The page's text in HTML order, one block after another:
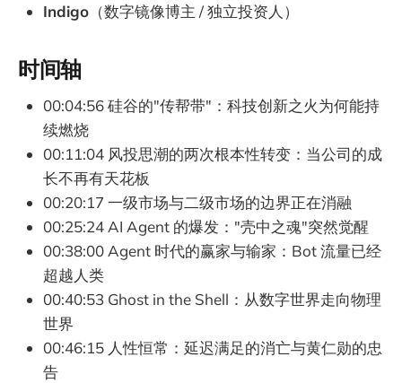
Indigo （数字镜像博主 / 独立投资人）
时间轴
00:04:56 硅谷的"传帮带"：科技创新之火为何能持
续燃烧
00:11:04 风投思潮的两次根本性转变：当公司的成
长不再有天花板
00:20:17 一级市场与二级市场的边界正在消融
00:25:24 AI Agent 的爆发："壳中之魂"突然觉醒
00:38:00 Agent 时代的赢家与输家：Bot 流量已经
超越人类
00:40:53 Ghost in the Shell：从数字世界走向物理
世界
00:46:15 人性恒常：延迟满足的消亡与黄仁勋的忠
告